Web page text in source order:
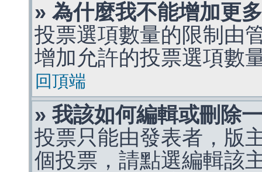
» 為什麼我不能增加更
投票選項數量的限制由
增加允許的投票選項數
回頂端
» 我該如何編輯或刪除
投票只能由發表者，版
個投票，請點選編輯該